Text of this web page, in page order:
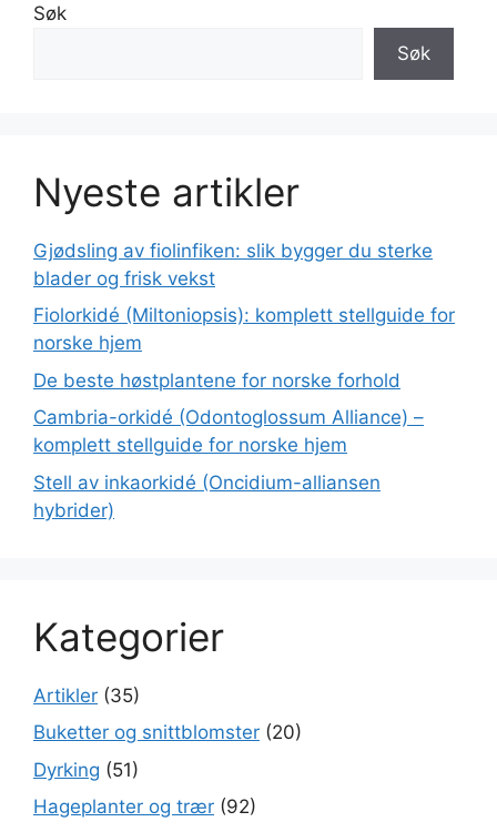
Søk
Søk
Nyeste artikler
Gjødsling av fiolinfiken: slik bygger du sterke
blader og frisk vekst
Fiolorkidé (Miltoniopsis): komplett stellguide for
norske hjem
De beste høstplantene for norske forhold
Cambria-orkidé (Odontoglossum Alliance) –
komplett stellguide for norske hjem
Stell av inkaorkidé (Oncidium-alliansen
hybrider)
Kategorier
Artikler (35)
Buketter og snittblomster (20)
Dyrking (51)
Hageplanter og trær (92)